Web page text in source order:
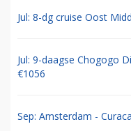
Jul: 8-dg cruise Oost
Jul: 9-daagse Chogogo
€1056
Sep: Amsterdam -